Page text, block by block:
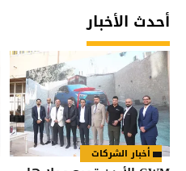
أحدث الأخبار
أخبار الشركات